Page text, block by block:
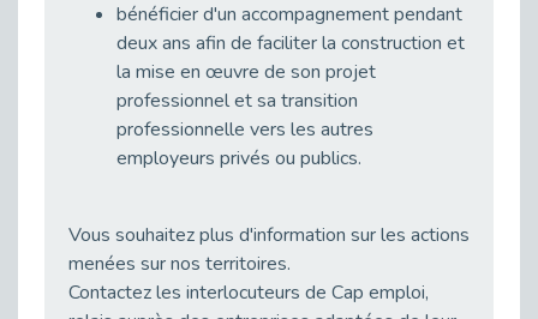
Emploi et Handicap : Une alliance de style entre Cap Emploi 92 et La Cravate Solidaire
Publié le 20/04/2026
Publié le 13/04/2026
Journée mondiale de la maladie de Parkinson : Mieux comprendre pour mieux accompagner
Publié le 11/04/2026
L’alternance pour tous : Cap Emploi 92 et Seine Ouest Entreprise et Emploi mobilisés à Boulogne-Billancourt
bénéficier d'un accompagnement pendant
deux ans afin de faciliter la construction et
la mise en œuvre de son projet
professionnel et sa transition
professionnelle vers les autres
employeurs privés ou publics.
Vous souhaitez plus d'information sur les actions
menées sur nos territoires.
Contactez les interlocuteurs de Cap emploi,